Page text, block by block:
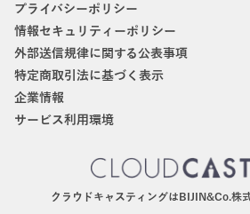
プライバシーポリシー
情報セキュリティーポリシー
外部送信規律に関する公表事項
特定商取引法に基づく表示
企業情報
サービス利用環境
クラウドキャスティングはBIJIN&Co.株